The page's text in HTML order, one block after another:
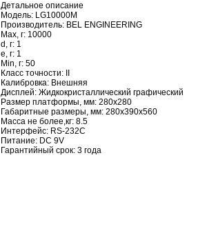
Детальное описание
Модель: LG10000M
Производитель: BEL ENGINEERING
Max, г: 10000
d, г: 1
e, г: 1
Min, г: 50
Класс точности: II
Калибровка: Внешняя
Дисплей: Жидкокристаллический графический
Размер платформы, мм: 280x280
Габаритные размеры, мм: 280х390х560
Масса не более,кг: 8.5
Интерфейс: RS-232C
Питание: DC 9V
Гарантийный срок: 3 года